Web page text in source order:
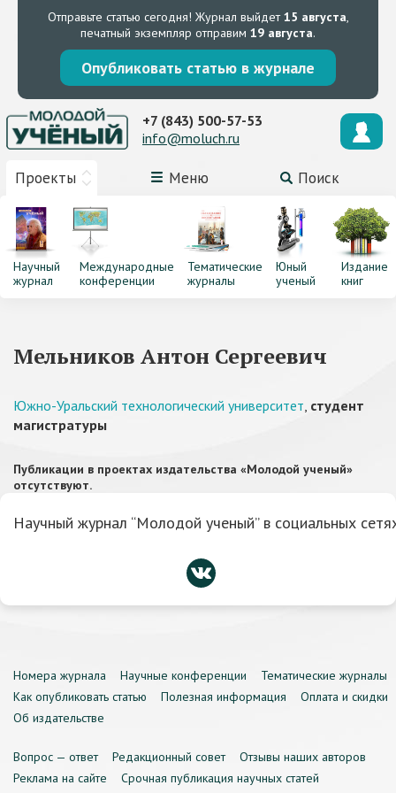
Отправьте статью сегодня! Журнал выйдет15 августа,
печатный экземпляр отправим 19 августа.
Опубликовать статью в журнале
Проекты Меню Поиск
+7 (843) 500-57-53
info@moluch.ru
Научный
журнал
Международные
конференции
Тематические
журналы
Юный
ученый
Издание
книг
Мельников Антон Сергеевич
Южно-Уральский технологический университет, студент
магистратуры
Публикации в проектах издательства «Молодой ученый»
отсутствуют.
Научный журнал “Молодой ученый” в социальных
Номера журнала Научные конференции
Тематические журналы
Как опубликовать статью
Полезная информация
Оплата и скидки
Об издательстве
Вопрос — ответ Редакционный совет
Отзывы наших авторов
Реклама на сайте
Срочная публикация научных статей